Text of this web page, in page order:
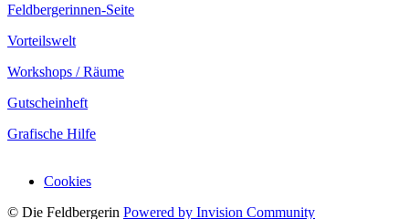
Feldbergerinnen-Seite
Vorteilswelt
Workshops / Räume
Gutscheinheft
Grafische Hilfe
Cookies
© Die Feldbergerin Powered by Invision Community